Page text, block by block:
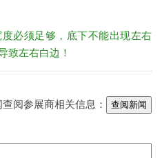
必须足够，底下不能出现左右
致左右白边！
阅参展商相关信息： 查阅新闻